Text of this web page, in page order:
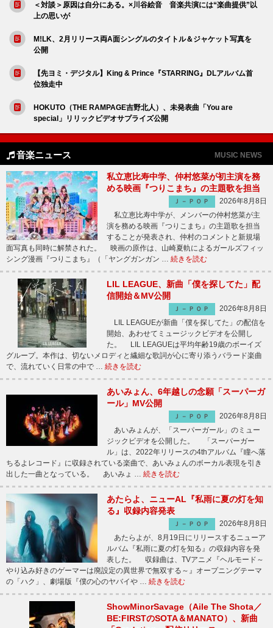
＜対談＞原因は自分にある。×川谷絵音 音楽共演には“楽曲提供”以
上の思いが
M!LK、2月リリース両A面シングルのタイトル＆ジャケット写真を
公開
【先ヨミ・デジタル】King & Prince『STARRING』DLアルバム首
位独走中
HOKUTO（THE RAMPAGE吉野北人）、未発表曲「You are
special」リリックビデオサプライズ公開
音楽ニュース MUSIC NEWS
私立恵比寿中学、仲村悠菜が初主演を務
める映画『つりこまち』の主題歌を担当
Ｊ－ＰＯＰ
2026年8月8日
私立恵比寿中学が、メンバーの仲村悠菜が主
演を務める映画『つりこまち』の主題歌を担当
することが発表され、仲村のコメントと新規場
面写真も同時に解禁された。 映画の原作は、山崎夏軌によるガールズフィッ
シング漫画『つりこまち』（「ヤングガンガン … 続きを読む
LIL LEAGUE、新曲「僕を探してた」配
信開始＆MV公開
Ｊ－ＰＯＰ
2026年8月8日
LIL LEAGUEが新曲「僕を探してた」の配信を
開始、あわせてミュージックビデオを公開し
た。 LIL LEAGUEは平均年齢19歳のボーイズ
グループ。本作は、切ないメロディと繊細な歌詞が心に寄り添うバラード楽曲
で、流れていく日常の中で … 続きを読む
あいみょん、6年越しの念願「スーパーガ
ール」MV公開
Ｊ－ＰＯＰ
2026年8月8日
あいみょんが、「スーパーガール」のミュー
ジックビデオを公開した。 「スーパーガー
ル」は、2022年リリースの4thアルバム『瞳へ落
ちるよレコード』に収録されている楽曲で、あいみょんのボーカル表現を引き
出した一曲となっている。 あいみょ … 続きを読む
あたらよ、ニューAL『私雨に夏の灯を知
る』収録内容発表
Ｊ－ＰＯＰ
2026年8月8日
あたらよが、8月19日にリリースするニューア
ルバム『私雨に夏の灯を知る』の収録内容を発
表した。 収録曲は、TVアニメ『ヘルモード～
やり込み好きのゲーマーは廃設定の異世界で無双する～』オープニングテーマ
の「ハク」、劇場版『僕の心のヤバイや … 続きを読む
ShowMinorSavage（Aile The Shota／
BE:FIRSTのSOTA＆MANATO）、新曲